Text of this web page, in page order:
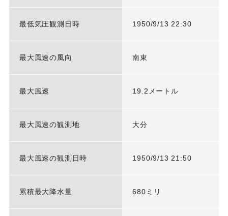
最低気圧観測日時 1950/9/13 22:30
最大風速の風向 南東
最大風速 19.2メートル
最大風速の観測地 大分
最大風速の観測日時 1950/9/13 21:50
累積最大降水量 680ミリ